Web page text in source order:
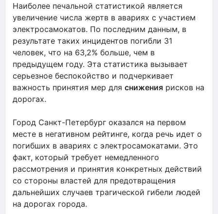
Наиболее печальной статистикой является
увеличение числа жертв в авариях с участием
электросамокатов. По последним данным, в
результате таких инцидентов погибли 31
человек, что на 63,2% больше, чем в
предыдущем году. Эта статистика вызывает
серьезное беспокойство и подчеркивает
важность принятия мер для снижения рисков на
дорогах.
Город Санкт-Петербург оказался на первом
месте в негативном рейтинге, когда речь идет о
погибших в авариях с электросамокатами. Это
факт, который требует немедленного
рассмотрения и принятия конкретных действий
со стороны властей для предотвращения
дальнейших случаев трагической гибели людей
на дорогах города.